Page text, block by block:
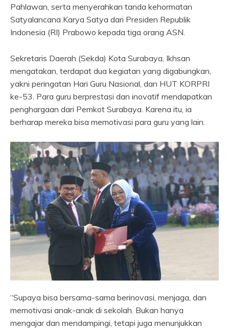
Pahlawan, serta menyerahkan tanda kehormatan
Satyalancana Karya Satya dari Presiden Republik
Indonesia (RI) Prabowo kepada tiga orang ASN.
Sekretaris Daerah (Sekda) Kota Surabaya, Ikhsan
mengatakan, terdapat dua kegiatan yang digabungkan,
yakni peringatan Hari Guru Nasional, dan HUT KORPRI
ke-53. Para guru berprestasi dan inovatif mendapatkan
penghargaan dari Pemkot Surabaya. Karena itu, ia
berharap mereka bisa memotivasi para guru yang lain.
“Supaya bisa bersama-sama berinovasi, menjaga, dan
memotivasi anak-anak di sekolah. Bukan hanya
mengajar dan mendampingi, tetapi juga menunjukkan